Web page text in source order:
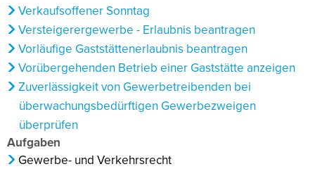
Verkaufsoffener Sonntag
Versteigerergewerbe - Erlaubnis beantragen
Vorläufige Gaststättenerlaubnis beantragen
Vorübergehenden Betrieb einer Gaststätte anzeigen
Zuverlässigkeit von Gewerbetreibenden bei
überwachungsbedürftigen Gewerbezweigen
überprüfen
Aufgaben
Gewerbe- und Verkehrsrecht